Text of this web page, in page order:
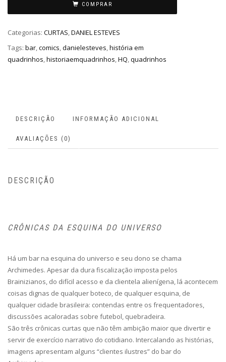
COMPRAR
Categorias: CURTAS,DANIEL ESTEVES
Tags: bar,comics,danielesteves,história em
quadrinhos,historiaemquadrinhos,HQ,quadrinhos
DESCRIÇÃO INFORMAÇÃO ADICIONAL
AVALIAÇÕES (0)
DESCRIÇÃO
CRÔNICAS DA ESQUINA DO UNIVERSO
Há um bar na esquina do universo e seu dono se chama
Archimedes. Apesar da dura fiscalização imposta pelos
Brainizianos, do difícil acesso e da clientela alienígena, lá acontecem
coisas dignas de qualquer boteco, de qualquer esquina, de
qualquer cidade brasileira: contendas entre os frequentadores,
discussões acaloradas sobre futebol, quebradeira.
São três crônicas curtas que não têm ambição maior que divertir e
servir de exercício narrativo do cotidiano. Intercalando as histórias,
imagens apresentam alguns “clientes ilustres” do bar do